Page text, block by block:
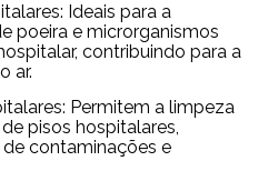
poeira e microrganismos
contribuindo para a
ar.
pisos hospitalares,
contaminações e